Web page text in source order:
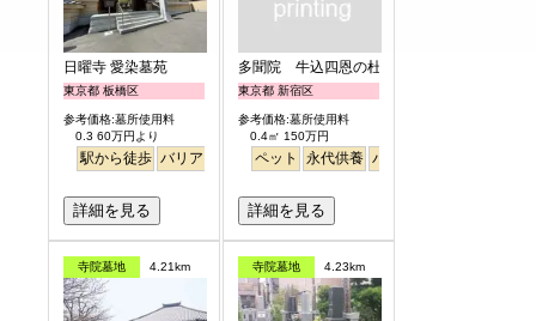
日曜寺 愛染墓苑
東京都 板橋区
参考価格:墓所使用料
0.3 60万円より
駅から徒歩 バリアフリー 個人・夫婦 永代供養
詳細を見る
多聞院 牛込四恩の杜
東京都 新宿区
参考価格:墓所使用料
0.4㎡ 150万円
ペット 永代供養 バリアフリー
詳細を見る
寺院墓地 4.21km 寺院墓地 4.23km